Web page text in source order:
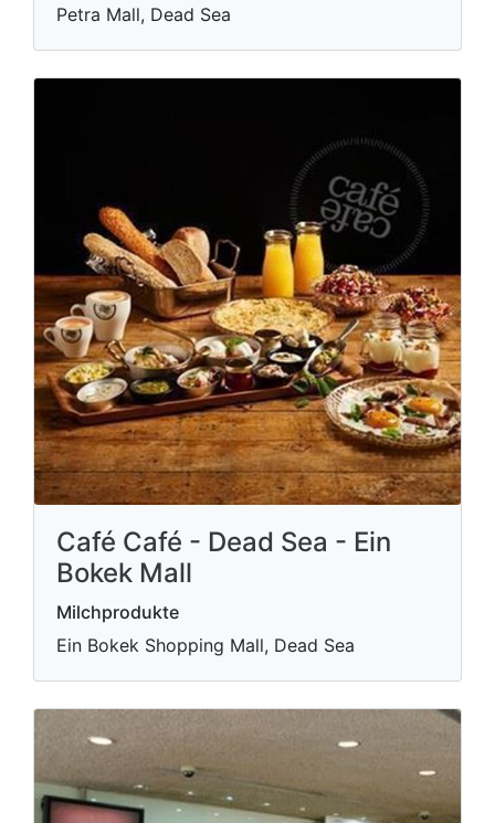
Petra Mall, Dead Sea
Café Café - Dead Sea - Ein
Bokek Mall
Milchprodukte
Ein Bokek Shopping Mall, Dead Sea